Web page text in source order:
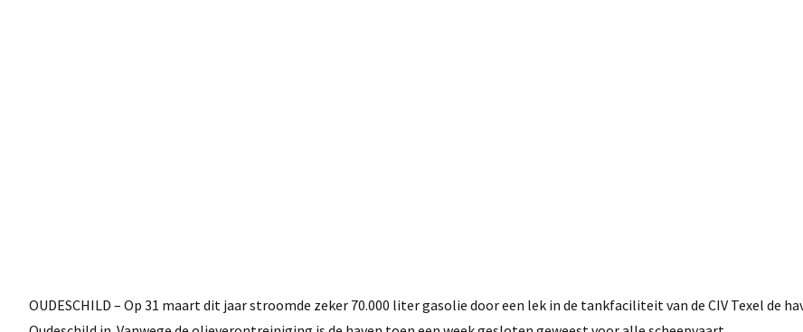
OUDESCHILD – Op 31 maart dit jaar stroomde zeker 70.000 liter gasolie door een lek in de tankfaciliteit van de CIV Texel de